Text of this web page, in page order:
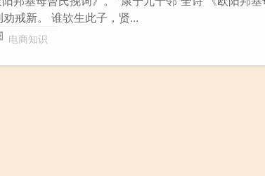
戒新。 谁欤生此子，贤...
电商知识